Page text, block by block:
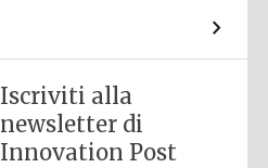
Iscriviti alla
newsletter di
Innovation Post